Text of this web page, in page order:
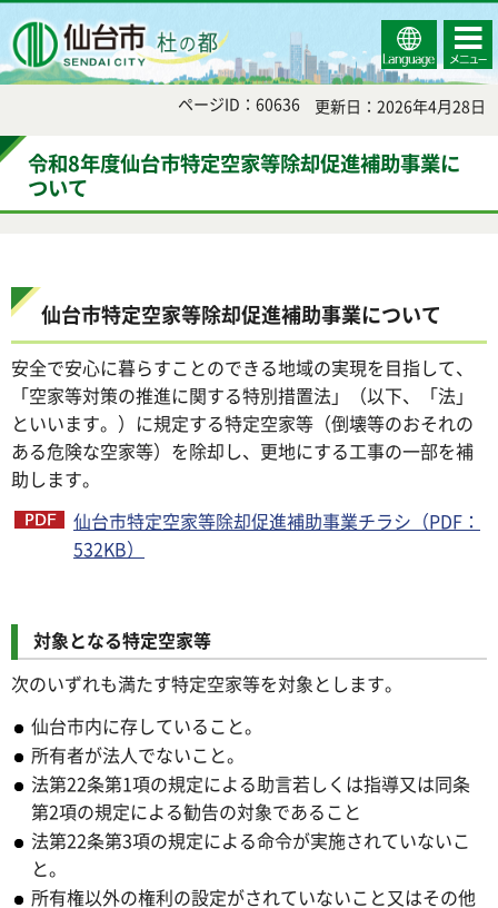
Select
Language
コンテ
ンツメ
ニュー
ページID：60636 更新日：2026年4月28日
令和8年度仙台市特定空家等除却促進補助事業に
ついて
仙台市特定空家等除却促進補助事業について
安全で安心に暮らすことのできる地域の実現を目指して、
「空家等対策の推進に関する特別措置法」（以下、「法」
といいます。）に規定する特定空家等（倒壊等のおそれの
ある危険な空家等）を除却し、更地にする工事の一部を補
助します。
仙台市特定空家等除却促進補助事業チラシ（PDF：
532KB）
対象となる特定空家等
次のいずれも満たす特定空家等を対象とします。
仙台市内に存していること。
所有者が法人でないこと。
法第22条第1項の規定による助言若しくは指導又は同条
第2項の規定による勧告の対象であること
法第22条第3項の規定による命令が実施されていないこ
と。
所有権以外の権利の設定がされていないこと又はその他